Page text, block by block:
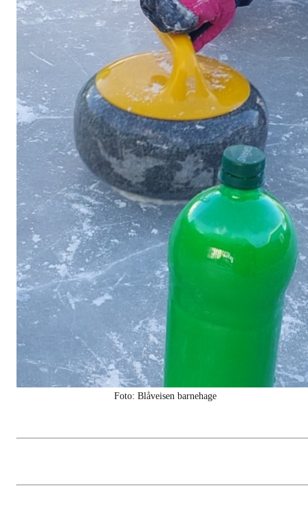
Foto: Blåveisen barnehage